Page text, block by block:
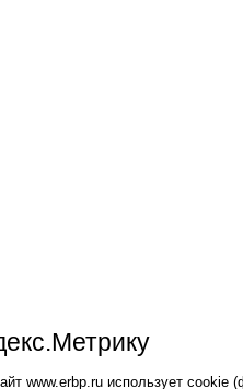
www.erbp.ru использует